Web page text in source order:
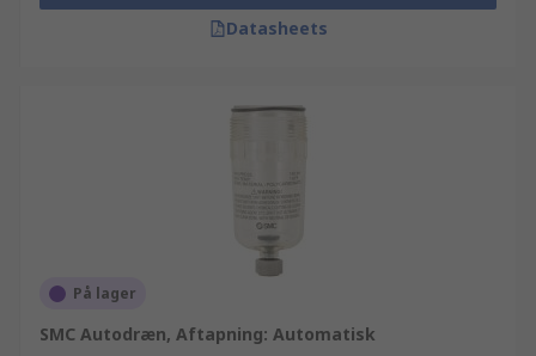
Datasheets
På lager
SMC Autodræn, Aftapning: Automatisk